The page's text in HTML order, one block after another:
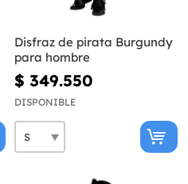
Disfraz de pirata Burgundy
para hombre
$ 349.550
DISPONIBLE